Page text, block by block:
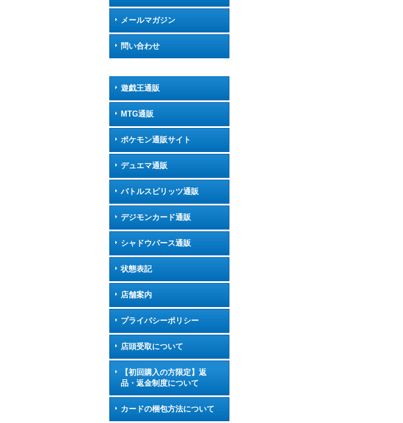
メールマガジン
問い合わせ
遊戯王通販
MTG通販
ポケモン通販サイト
デュエマ通販
バトルスピリッツ通販
デジモンカード通販
シャドウバース通販
状態表記
店舗案内
プライバシーポリシー
店頭受取について
【初回購入の方限定】返
品・返金制度について
カードの梱包方法について